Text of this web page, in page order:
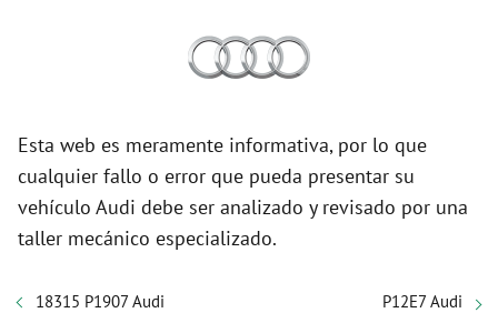
Esta web es meramente informativa, por lo que
cualquier fallo o error que pueda presentar su
vehículo Audi debe ser analizado y revisado por una
taller mecánico especializado.
18315 P1907 Audi P12E7 Audi